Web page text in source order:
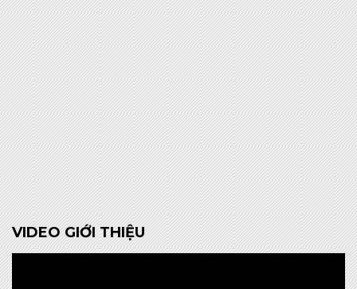
VIDEO GIỚI THIỆU